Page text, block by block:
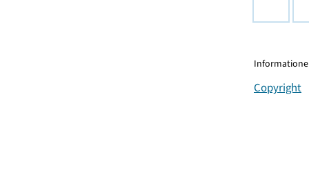
Copyright